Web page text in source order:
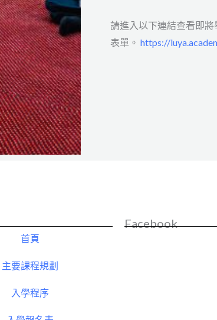
請進入以下連結查看即
表單。 https://
首頁
主要課程規劃
入學程序
Facebook